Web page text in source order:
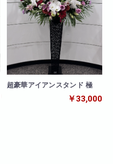
超豪華アイアンスタンド 極
￥33,000